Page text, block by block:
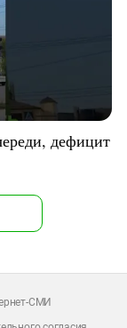
дефицит
СМИ